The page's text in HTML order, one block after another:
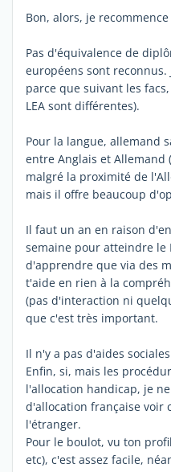
Bon, alors, je
Pas d'équivalence de
européens sont reconnus.
parce que suivant les
LEA sont différentes).
Pour la langue, allemand
entre Anglais et Allemand
malgré la proximité de
mais il offre beaucoup
Il faut un an en raison
semaine pour atteindre le
d'apprendre que via des
t'aide en rien à la
(pas d'interaction ni
que c'est très important.
Il n'y a pas d'aides
Enfin, si, mais les
l'allocation handicap, je
d'allocation française voir
l'étranger.
Pour le boulot, vu ton
etc), c'est assez facile,